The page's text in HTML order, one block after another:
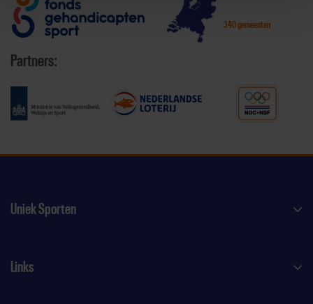
340 gemeenten
Partners:
Uniek Sporten
Links